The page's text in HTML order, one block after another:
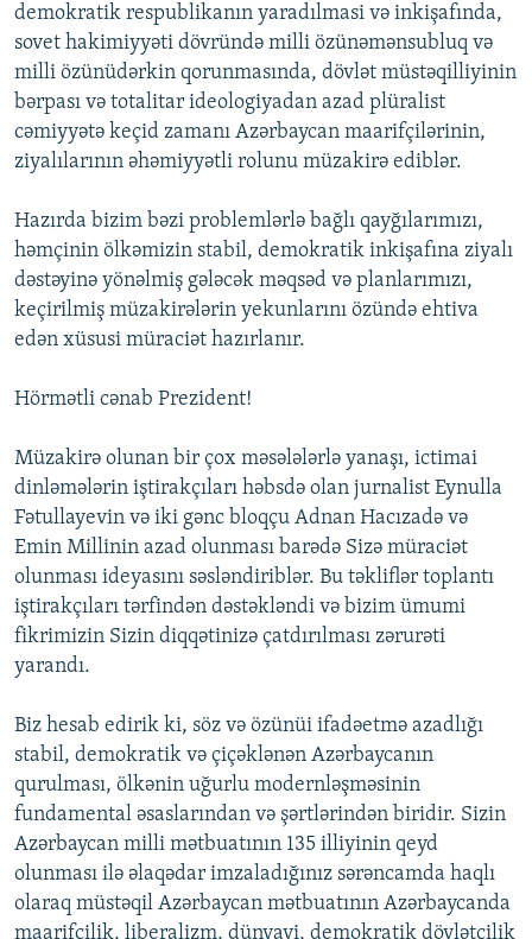
demokratik respublikanın yaradılmasi və inkişafında,
sovet hakimiyyəti dövründə milli özünəmənsubluq və
milli özünüdərkin qorunmasında, dövlət müstəqilliyinin
bərpası və totalitar ideologiyadan azad plüralist
cəmiyyətə keçid zamanı Azərbaycan maarifçilərinin,
ziyalılarının əhəmiyyətli rolunu müzakirə ediblər.
Hazırda bizim bəzi problemlərlə bağlı qayğılarımızı,
həmçinin ölkəmizin stabil, demokratik inkişafına ziyalı
dəstəyinə yönəlmiş gələcək məqsəd və planlarımızı,
keçirilmiş müzakirələrin yekunlarını özündə ehtiva
edən xüsusi müraciət hazırlanır.
Hörmətli cənab Prezident!
Müzakirə olunan bir çox məsələlərlə yanaşı, ictimai
dinləmələrin iştirakçıları həbsdə olan jurnalist Eynulla
Fətullayevin və iki gənc bloqçu Adnan Hacızadə və
Emin Millinin azad olunması barədə Sizə müraciət
olunması ideyasını səsləndiriblər. Bu təkliflər toplantı
iştirakçıları tərfindən dəstəkləndi və bizim ümumi
fikrimizin Sizin diqqətinizə çatdırılması zərurəti
yarandı.
Biz hesab edirik ki, söz və özünüi ifadəetmə azadlığı
stabil, demokratik və çiçəklənən Azərbaycanın
qurulması, ölkənin uğurlu modernləşməsinin
fundamental əsaslarından və şərtlərindən biridir. Sizin
Azərbaycan milli mətbuatının 135 illiyinin qeyd
olunması ilə əlaqədar imzaladığınız sərəncamda haqlı
olaraq müstəqil Azərbaycan mətbuatının Azərbaycanda
maarifçilik, liberalizm, dünyavi, demokratik dövlətçilik